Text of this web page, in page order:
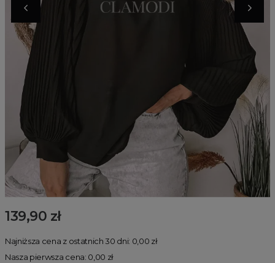
139,90 zł
Najniższa cena z ostatnich 30 dni: 0,00 zł
Nasza pierwsza cena: 0,00 zł